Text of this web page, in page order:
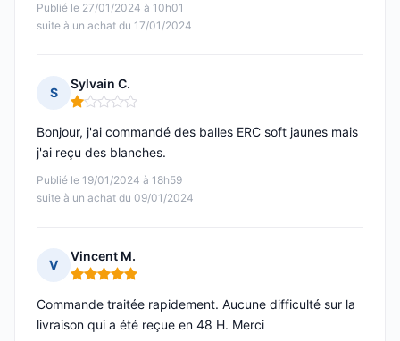
Publié le 27/01/2024 à 10h01
suite à un achat du 17/01/2024
S
Sylvain C.
Note : 1 sur 5
Publié le 19/01/2024 à 18h59
suite à un achat du 09/01/2024
Bonjour, j'ai commandé des balles ERC soft jaunes mais
j'ai reçu des blanches.
V
Vincent M.
Note : 5 sur 5
Commande traitée rapidement. Aucune difficulté sur la
livraison qui a été reçue en 48 H. Merci